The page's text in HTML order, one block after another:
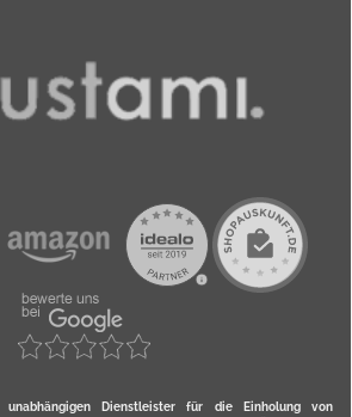
Dienstleister für die Einholung von